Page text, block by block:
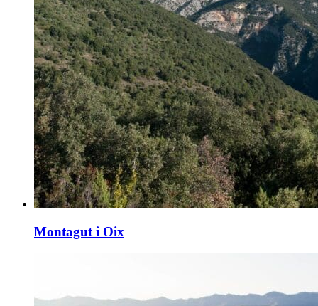
Montagut i Oix